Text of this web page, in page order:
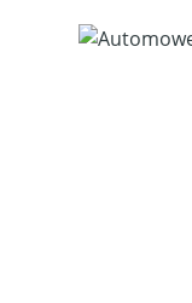
Bildergalerie